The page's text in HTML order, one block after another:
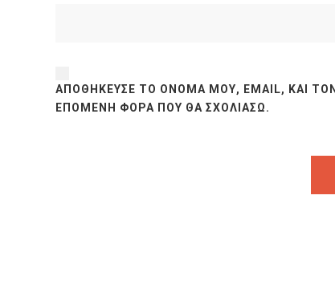
ΑΠΟΘΉΚΕΥΣΕ ΤΟ ΌΝΟΜΆ ΜΟΥ, EMAIL, ΚΑΙ
ΕΠΌΜΕΝΗ ΦΟΡΆ ΠΟΥ ΘΑ ΣΧΟΛΙΆΣΩ.